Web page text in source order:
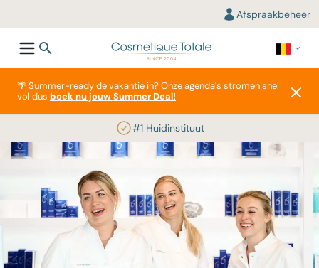
Afspraakbeheer
🌴 Summer-ready de vakantie in? Onze agenda's stromen snel
vol dus boek nu jouw Summer Deal!
#1 Huidinstituut